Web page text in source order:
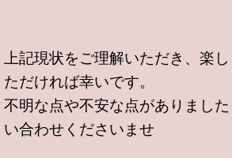
上記現状をご理解いただき、楽
ただければ幸いです。
不明な点や不安な点がありまし
い合わせくださいませ